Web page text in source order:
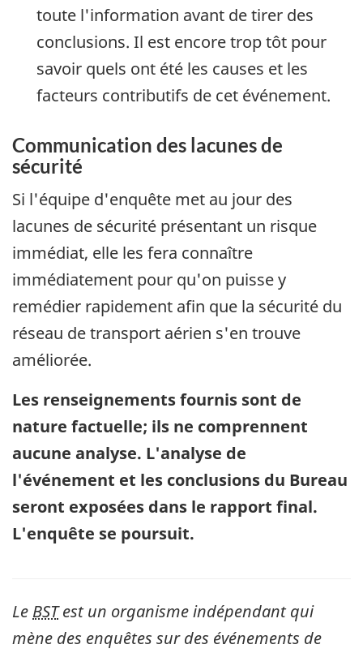
toute l'information avant de tirer des
conclusions. Il est encore trop tôt pour
savoir quels ont été les causes et les
facteurs contributifs de cet événement.
Communication des lacunes de
sécurité
Si l'équipe d'enquête met au jour des
lacunes de sécurité présentant un risque
immédiat, elle les fera connaître
immédiatement pour qu'on puisse y
remédier rapidement afin que la sécurité du
réseau de transport aérien s'en trouve
améliorée.
Les renseignements fournis sont de
nature factuelle; ils ne comprennent
aucune analyse. L'analyse de
l'événement et les conclusions du Bureau
seront exposées dans le rapport final.
L'enquête se poursuit.
Le BSTest un organisme indépendant qui
mène des enquêtes sur des événements de